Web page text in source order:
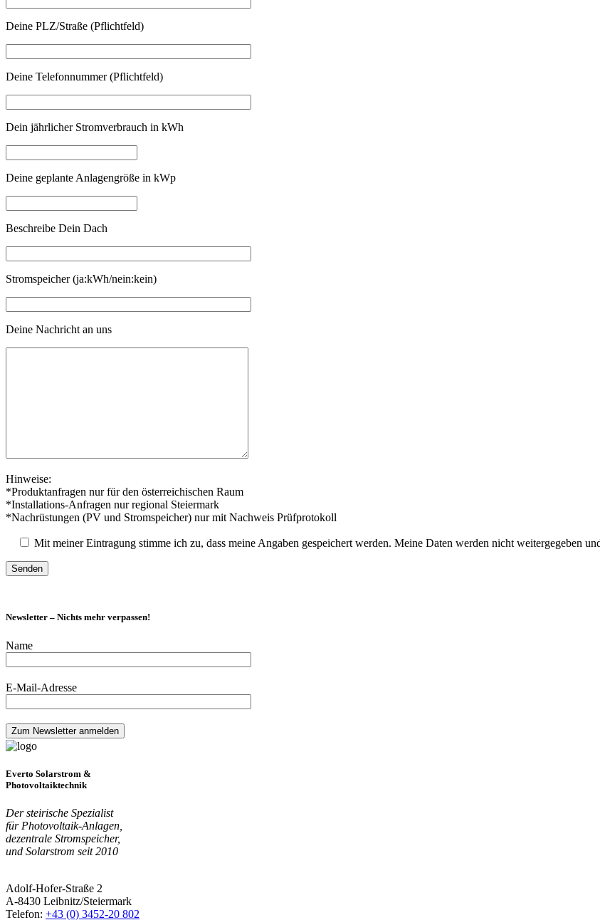
Deine PLZ/Straße (Pflichtfeld)
Deine Telefonnummer (Pflichtfeld)
Dein jährlicher Stromverbrauch in kWh
Deine geplante Anlagengröße in kWp
Beschreibe Dein Dach
Stromspeicher (ja:kWh/nein:kein)
Deine Nachricht an uns
Hinweise:
*Produktanfragen nur für den österreichischen Raum
*Installations-Anfragen nur regional Steiermark
*Nachrüstungen (PV und Stromspeicher) nur mit Nachweis Prüfprotokoll
Mit meiner Eintragung stimme ich zu, dass meine Angaben gespeichert werden. Meine Daten werden nicht weitergegeben
Newsletter – Nichts mehr verpassen!
Name
E-Mail-Adresse
Everto Solarstrom &
Photovoltaiktechnik
Der steirische Spezialist
für Photovoltaik-Anlagen,
dezentrale Stromspeicher,
und Solarstrom seit 2010
Adolf-Hofer-Straße 2
A-8430 Leibnitz/Steiermark
Telefon: +43 (0) 3452-20 802